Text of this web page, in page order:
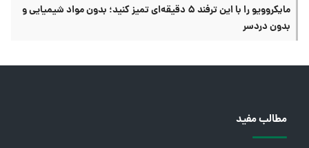
مایکروویو را با این ترفند ۵ دقیقه‌ای تمیز کنید؛ بدون مواد شیمیایی و
بدون دردسر
مطالب مفید